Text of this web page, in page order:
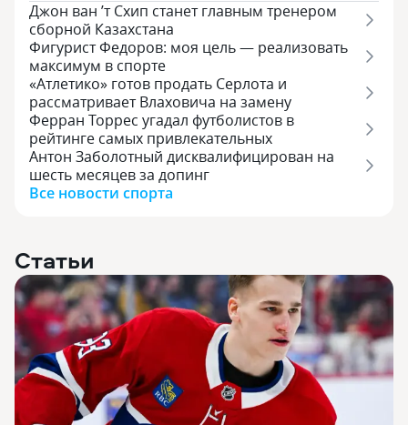
Джон ван ’т Схип станет главным тренером
сборной Казахстана
Фигурист Федоров: моя цель — реализовать
максимум в спорте
«Атлетико» готов продать Серлота и
рассматривает Влаховича на замену
Ферран Торрес угадал футболистов в
рейтинге самых привлекательных
Антон Заболотный дисквалифицирован на
шесть месяцев за допинг
Все новости спорта
Статьи